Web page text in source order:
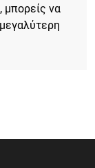
μπορείς να